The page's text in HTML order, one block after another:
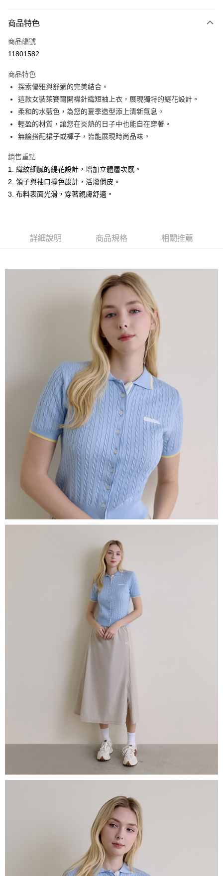
信用卡一次付款
超商取貨付款
Apple Pay
悠遊付
ATM付款
全家取貨付款
每筆NT$60，滿NT$1,500(含以上)免運費
付款後全家取貨
每筆NT$60，滿NT$1,500(含以上)免運費
每筆NT$60，滿NT$1,500(含以上)免運費
每筆NT$60，滿NT$1,500(含以上)免運費
每筆NT$60，滿NT$1,500(含以上)免運費
每筆NT$90，滿NT$1,500(含以上)免運費
每筆NT$225，滿NT$1,500(含以上)免運費
商品特色
商品編號
11801582
商品特色
探索優雅與舒適的完美結合。
這款女裝萊賽爾開襟針織短袖上衣，展現獨特的緹花設計。
柔和的水藍色，為您的夏季造型添上清新氣息。
輕盈的材質，讓您在炎熱的日子中也能自在穿著。
無論搭配裙子或褲子，皆能展現時尚品味。
銷售重點
1. 織紋細膩的緹花設計，增加立體層次感。
2. 領子與袖口撞色設計，活潑俏皮。
3. 布料表面光滑，穿著親膚舒適。
詳細說明 商品規格 相關推薦